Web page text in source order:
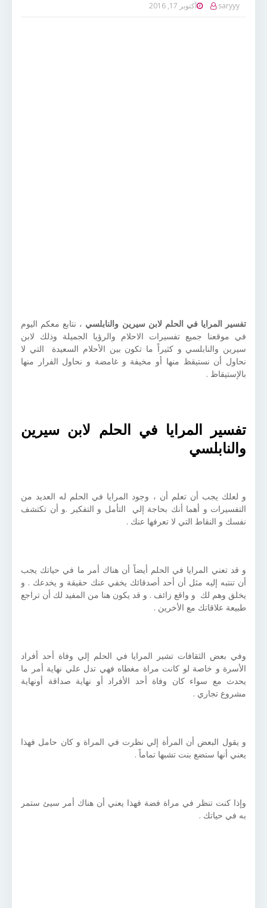
saryyy أكتوبر 17, 2016
تفسير المرايا في الحلم لابن سيرين والنابلسي ، نتابع معكم اليوم
في موقعنا جميع تفسيرات الاحلام والرؤيا الجميلة وذلك لابن
سيرين والنابلسي و كثيراً ما تكون بين الأحلام السعيدة التي لا
نحاول أن نستيقظ منها أو مخيفة و غامضة و نحاول الفرار منها
بالإستيقاظ .
تفسير المرايا في الحلم لابن سيرين
والنابلسي
و لعلك يجب أن تعلم أن ، وجود المرايا في الحلم له العديد من
التفسيرات و أهما أنك بحاجة إلي التأمل و التفكير .و أن تكتشف
نفسك و النقاط التي لا تعرفها عنك .
و قد تعني المرايا في الحلم أيضاً أن هناك أمر ما في حياتك يجب
أن تنتبه إليه مثل أن أحد أصدقائك يخفي عنك حقيقة و يخدعك . و
يخلق وهم لك و واقع زائف . و قد يكون هنا من المفيد لك أن تراجع
طبيعة علاقاتك مع الأخرين .
وفي بعض الثقافات تشير المرايا في الحلم إلي وفاة أحد أفراد
الأسرة و خاصة لو كانت مراة مغطاه فهي تدل علي نهاية أمر ما
يحدث مع سواء كان وفاة أحد الأفراد أو نهاية صداقة أونهاية
مشروع تجاري .
و يقول البعض أن المرأة إلي نظرت في المراة و كان حامل فهذا
يعني أنها ستضع بنت تشبها تماماً .
وإذا كنت تنظر في مراة فضة فهذا يعني أن هناك أمر سيئ ستمر
به في حياتك .